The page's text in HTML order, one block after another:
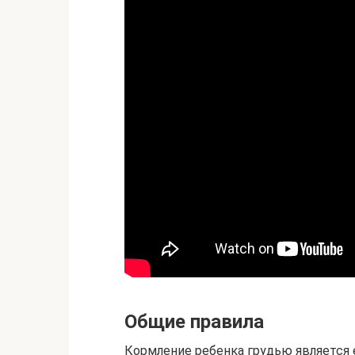
Общие правила
Кормление ребенка грудью